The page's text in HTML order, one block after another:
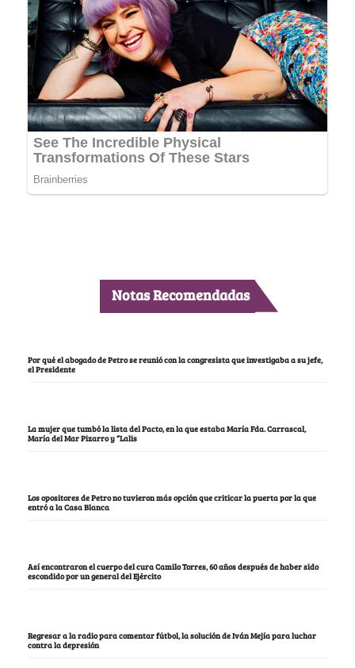
Notas Recomendadas
Por qué el abogado de Petro se reunió con la congresista que investigaba a su jefe,
el Presidente
La mujer que tumbó la lista del Pacto, en la que estaba María Fda. Carrascal,
María del Mar Pizarro y “Lalis
Los opositores de Petro no tuvieron más opción que criticar la puerta por la que
entró a la Casa Blanca
Así encontraron el cuerpo del cura Camilo Torres, 60 años después de haber sido
escondido por un general del Ejército
Regresar a la radio para comentar fútbol, la solución de Iván Mejía para luchar
contra la depresión